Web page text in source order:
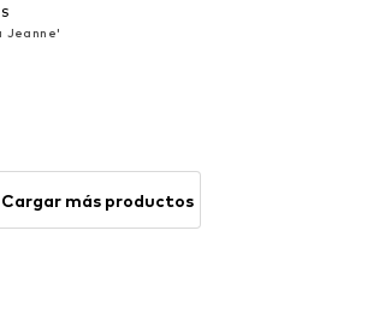
Jeanne'
Cargar más productos